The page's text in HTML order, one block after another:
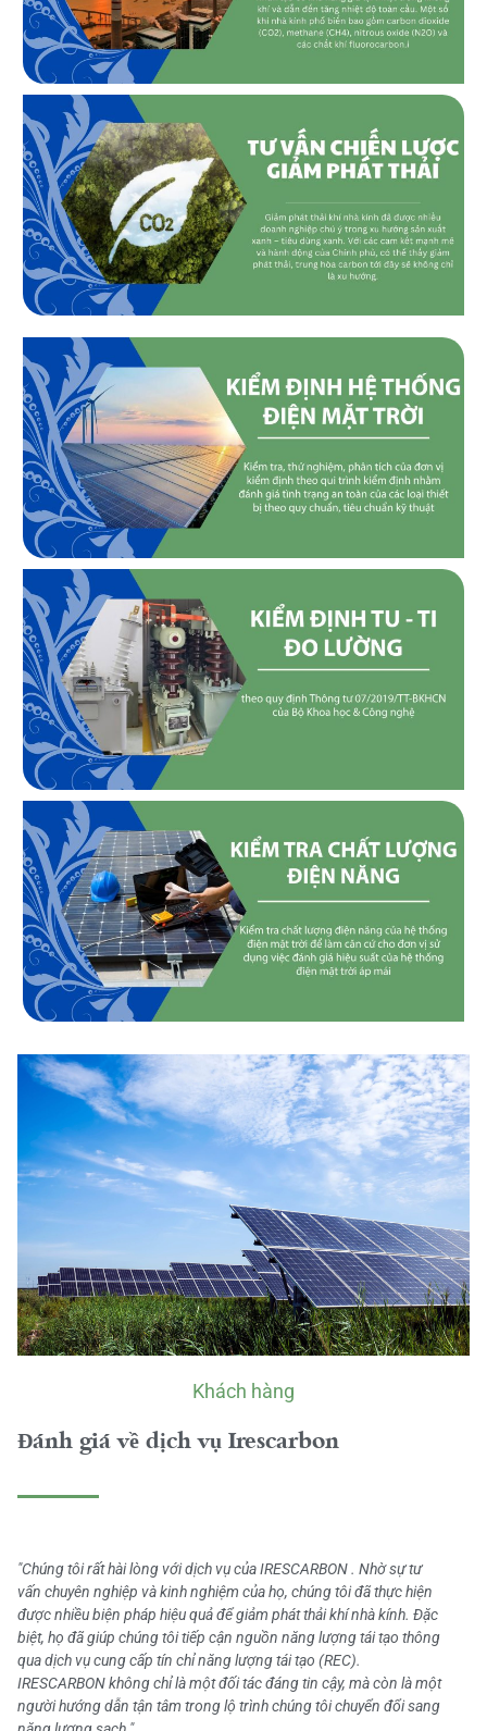
Khách hàng
Đánh giá về dịch vụ Irescarbon
"Chúng tôi rất hài lòng với dịch vụ của IRESCARBON . Nhờ sự tư
vấn chuyên nghiệp và kinh nghiệm của họ, chúng tôi đã thực hiện
được nhiều biện pháp hiệu quả để giảm phát thải khí nhà kính. Đặc
biệt, họ đã giúp chúng tôi tiếp cận nguồn năng lượng tái tạo thông
qua dịch vụ cung cấp tín chỉ năng lượng tái tạo (REC).
IRESCARBON không chỉ là một đối tác đáng tin cậy, mà còn là một
người hướng dẫn tận tâm trong lộ trình chúng tôi chuyển đổi sang